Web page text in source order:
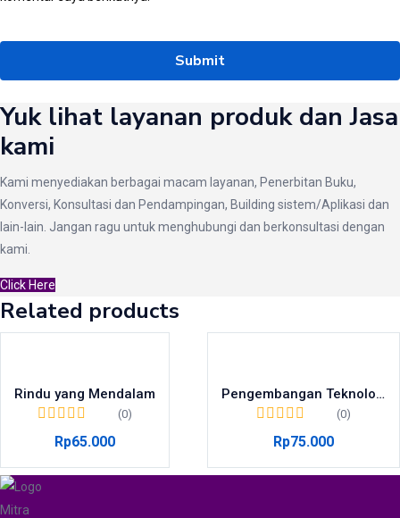
Yuk lihat layanan produk dan Jasa
kami
Kami menyediakan berbagai macam layanan, Penerbitan Buku,
Konversi, Konsultasi dan Pendampingan, Building sistem/Aplikasi dan
lain-lain. Jangan ragu untuk menghubungi dan berkonsultasi dengan
kami.
Click Here
Related products
Rindu yang Mendalam
(0)
Rp65.000
Pengembangan Teknologi Nanopartikel dengan Memanfaatkan Limbah Kulit Pisang
(0)
Rp75.000